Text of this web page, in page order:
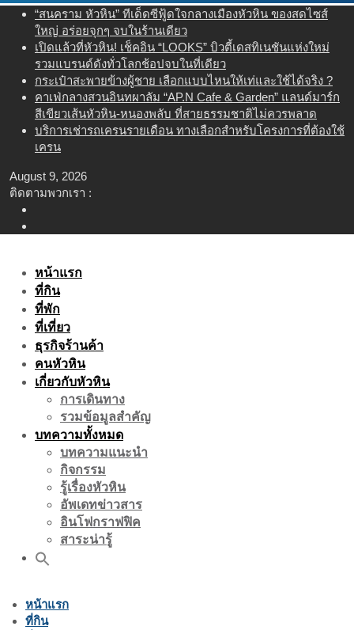
content
“สนคราม หัวหิน” ทีเด็ดซีฟู้ดใจกลางเมืองหัวหิน ของสดไซส์
ใหญ่ อร่อยจุกๆ จบในร้านเดียว
เปิดแล้วที่หัวหิน! เช็คอิน “LOOKS” บิวตี้เดสทิเนชันแห่งใหม่
รวมแบรนด์ดังทั่วโลกช้อปจบในที่เดียว
กระเป๋าสะพายข้างผู้ชาย เลือกแบบไหนให้เท่และใช้ได้จริง ?
คาเฟ่กลางสวนอินทผาลัม “AP.N Cafe & Garden” แลนด์มาร์ก
สีเขียวเส้นหัวหิน-หนองพลับ ที่สายธรรมชาติไม่ควรพลาด
บริการเช่ารถเครนรายเดือน ทางเลือกสำหรับโครงการที่ต้องใช้
เครน
August 9, 2026
ติดตามพวกเรา :
หน้าแรก
ที่กิน
ที่พัก
ที่เที่ยว
ธุรกิจร้านค้า
คนหัวหิน
เกี่ยวกับหัวหิน
การเดินทาง
รวมข้อมูลสำคัญ
บทความทั้งหมด
บทความแนะนำ
กิจกรรม
รู้เรื่องหัวหิน
อัพเดทข่าวสาร
อินโฟกราฟฟิค
สาระน่ารู้
หน้าแรก
ที่กิน